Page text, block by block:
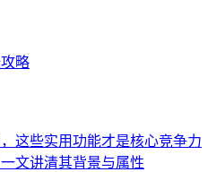
略
这些实用功能才是核心竞争力
文讲清其背景与属性